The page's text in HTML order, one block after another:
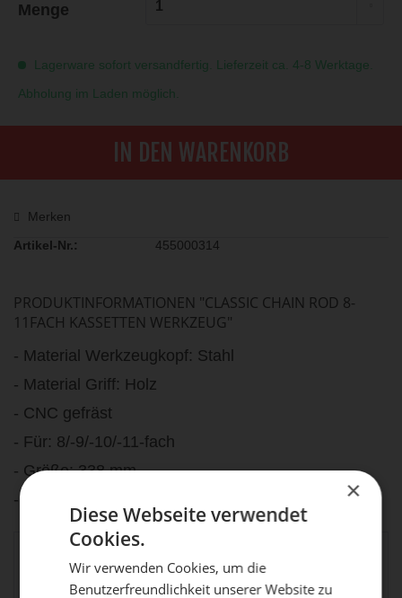
Menge
Lagerware sofort versandfertig. Lieferzeit ca. 4-8 Werktage.
Abholung im Laden möglich.
IN DEN WARENKORB
Merken
Artikel-Nr.:
455000314
PRODUKTINFORMATIONEN "CLASSIC CHAIN ROD 8-
11FACH KASSETTEN WERKZEUG"
- Material Werkzeugkopf: Stahl
- Material Griff: Holz
- CNC gefräst
- Für: 8/-9/-10/-11-fach
- Größe: 338 mm
- Farbe: nickel/holz
Produktsicherheit:
Industriestr. 39, 26188
Edewecht,
×
Diese Webseite verwendet
Cookies.
Wir verwenden Cookies, um die
Benutzerfreundlichkeit unserer Website zu